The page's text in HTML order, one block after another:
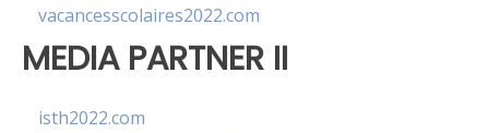
vacancesscolaires2022.com
MEDIA PARTNER II
isth2022.com